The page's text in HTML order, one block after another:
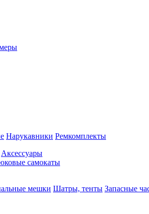
Нарукавники Ремкомплекты
Аксессуары
самокаты
мешки Шатры, тенты Запасные